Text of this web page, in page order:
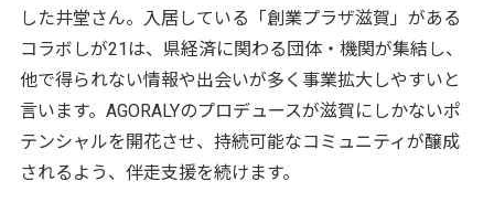
した井堂さん。入居している「創業プラザ滋賀」がある
コラボしが21は、県経済に関わる団体・機関が集結し、
他で得られない情報や出会いが多く事業拡大しやすいと
言います。AGORALYのプロデュースが滋賀にしかないポ
テンシャルを開花させ、持続可能なコミュニティが醸成
されるよう、伴走支援を続けます。